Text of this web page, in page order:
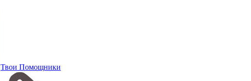
Твои Помощники